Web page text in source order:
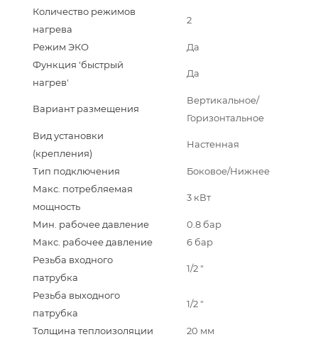
Количество режимов
нагрева
2
Режим ЭКО
Да
Функция 'быстрый
нагрев'
Да
Вариант размещения
Вертикальное/
Горизонтальное
Вид установки
(крепления)
Настенная
Тип подключения
Боковое/Нижнее
Макс. потребляемая
мощность
3 кВт
Мин. рабочее давление
0.8 бар
Макс. рабочее давление
6 бар
Резьба входного
патрубка
1/2 "
Резьба выходного
патрубка
1/2 "
Толщина теплоизоляции
20 мм